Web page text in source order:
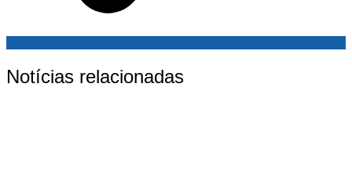
Notícias relacionadas